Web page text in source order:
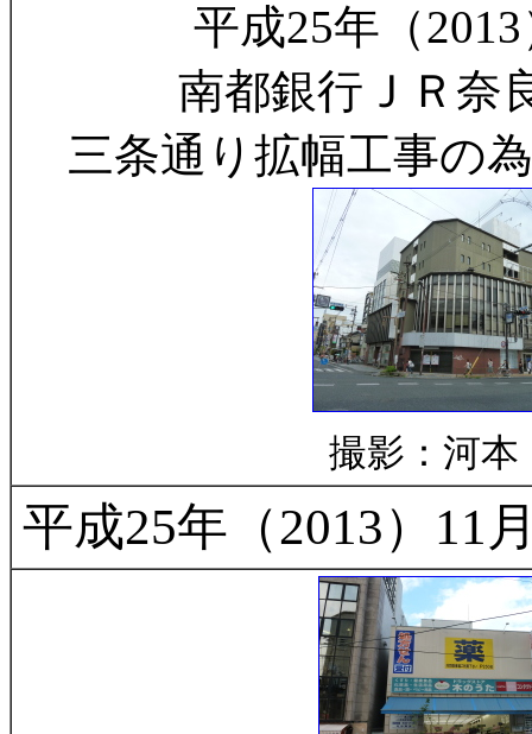
平成25年（
南都銀行ＪＲ奈
三条通り拡幅工事の
撮影：河
平成25年（2013）